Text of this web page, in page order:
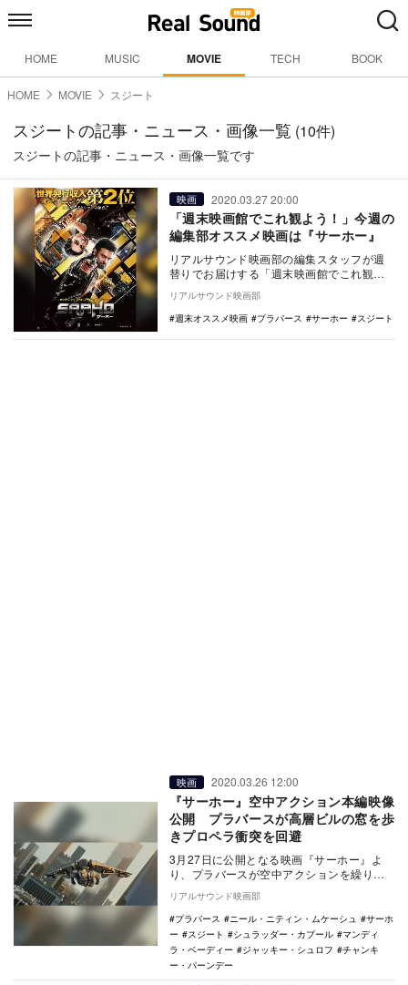
HOME MUSIC MOVIE TECH BOOK
HOME MOVIE スジート
スジートの記事・ニュース・画像一覧 (10件)
スジートの記事・ニュース・画像一覧です
映画 2020.03.27 20:00
「週末映画館でこれ観よう！」今週の
編集部オススメ映画は『サーホー』
リアルサウンド映画部の編集スタッフが週
替りでお届けする「週末映画館でこれ観よ
う！」。毎週末にオススメ映画・特集上映
をご紹介。今週…
リアルサウンド映画部
週末オススメ映画
プラバース サーホー スジート
映画 2020.03.26 12:00
『サーホー』空中アクション本編映像
公開 プラバースが高層ビルの窓を歩
きプロペラ衝突を回避
3月27日に公開となる映画『サーホー』よ
り、プラバースが空中アクションを繰り広
げる本編映像が公開された。 本作は、
『バーフバ…
リアルサウンド映画部
プラバース
ニール・ニティン・ムケーシュ
サーホ
ー
スジート シュラッダー・カプール
マンディ
ラ・ベーディー
ジャッキー・シュロフ
チャンキ
ー・パーンデー